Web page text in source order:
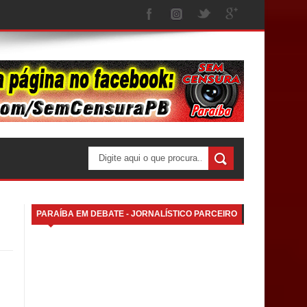
PARAÍBA EM DEBATE - JORNALÍSTICO PARCEIRO